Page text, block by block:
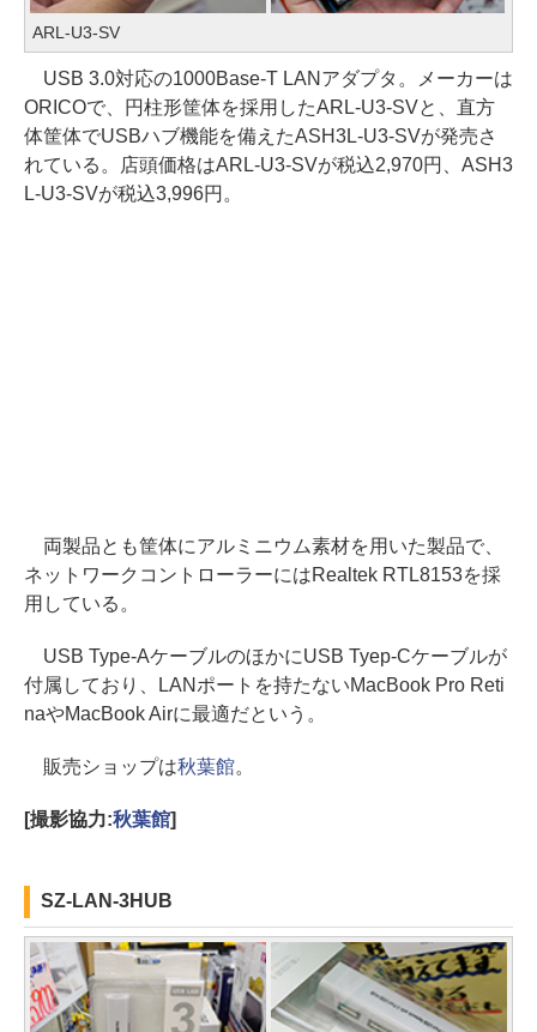
ARL-U3-SV
USB 3.0対応の1000Base-T LANアダプタ。メーカーは
ORICOで、円柱形筐体を採用したARL-U3-SVと、直方
体筐体でUSBハブ機能を備えたASH3L-U3-SVが発売さ
れている。店頭価格はARL-U3-SVが税込2,970円、ASH3
L-U3-SVが税込3,996円。
両製品とも筐体にアルミニウム素材を用いた製品で、
ネットワークコントローラーにはRealtek RTL8153を採
用している。
USB Type-AケーブルのほかにUSB Tyep-Cケーブルが
付属しており、LANポートを持たないMacBook Pro Reti
naやMacBook Airに最適だという。
販売ショップは秋葉館。
[撮影協力:秋葉館]
SZ-LAN-3HUB